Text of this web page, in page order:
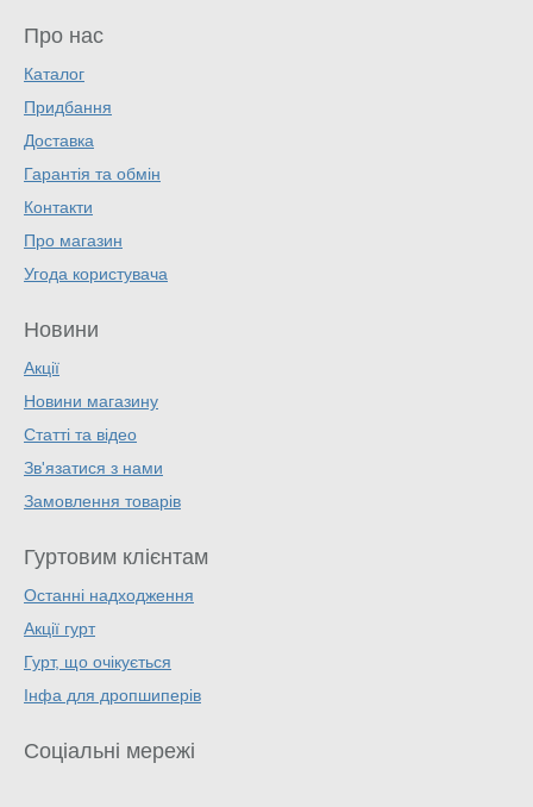
Про нас
Каталог
Придбання
Доставка
Гарантія та обмін
Контакти
Про магазин
Угода користувача
Новини
Акції
Новини магазину
Статті та відео
Зв'язатися з нами
Замовлення товарів
Гуртовим клієнтам
Останні надходження
Акції гурт
Гурт, що очікується
Інфа для дропшиперів
Соціальні мережі